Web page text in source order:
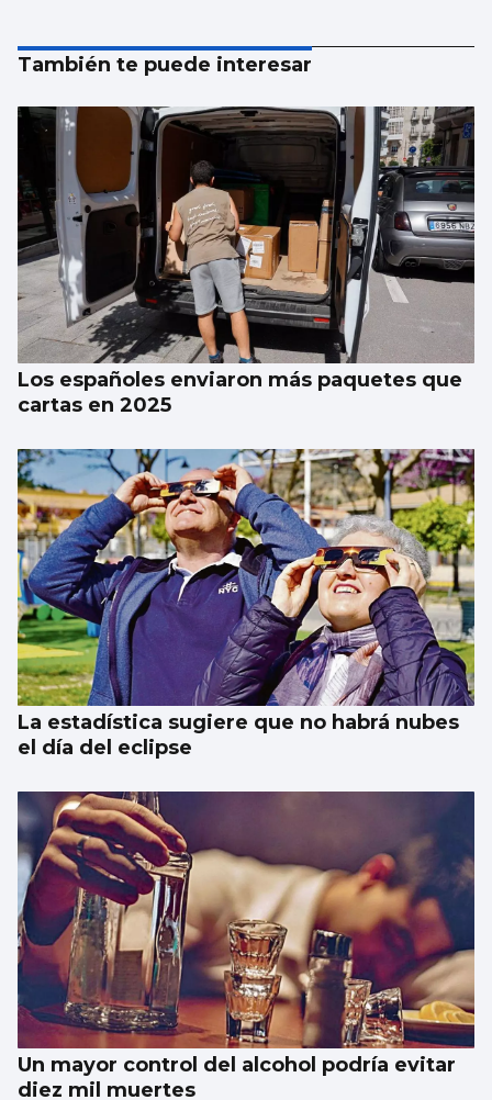
También te puede interesar
Los españoles enviaron más paquetes que
cartas en 2025
La estadística sugiere que no habrá nubes
el día del eclipse
Un mayor control del alcohol podría evitar
diez mil muertes